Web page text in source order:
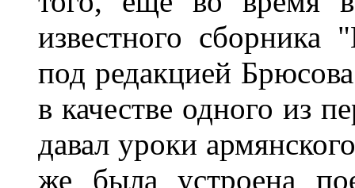
известного
под редакцией
в качестве одного из
давал уроки
же была устроена